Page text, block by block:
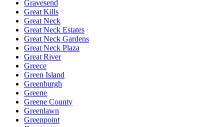
Gravesend
Great Kills
Great Neck
Great Neck Estates
Great Neck Gardens
Great Neck Plaza
Great River
Greece
Green Island
Greenburgh
Greene
Greene County
Greenlawn
Greenpoint